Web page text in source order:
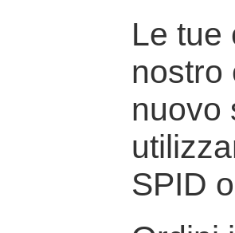
Le tue
nostro
nuovo
SPID